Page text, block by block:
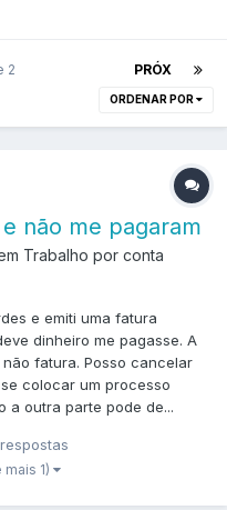
PRÓX
2
ORDENAR POR
não me pagaram
Trabalho por conta
e emiti uma fatura
dinheiro me pagasse. A
fatura. Posso cancelar
colocar um processo
a outra parte pode de...
mais 1)